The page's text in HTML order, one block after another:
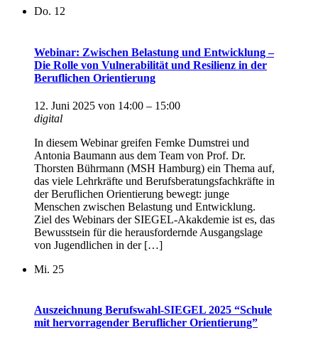
Do. 12
Webinar: Zwischen Belastung und Entwicklung –
Die Rolle von Vulnerabilität und Resilienz in der
Beruflichen Orientierung
12. Juni 2025 von 14:00 – 15:00
digital
In diesem Webinar greifen Femke Dumstrei und
Antonia Baumann aus dem Team von Prof. Dr.
Thorsten Bührmann (MSH Hamburg) ein Thema auf,
das viele Lehrkräfte und Berufsberatungsfachkräfte in
der Beruflichen Orientierung bewegt: junge
Menschen zwischen Belastung und Entwicklung.
Ziel des Webinars der SIEGEL-Akakdemie ist es, das
Bewusstsein für die herausfordernde Ausgangslage
von Jugendlichen in der […]
Mi. 25
Auszeichnung Berufswahl-SIEGEL 2025 “Schule
mit hervorragender Beruflicher Orientierung”